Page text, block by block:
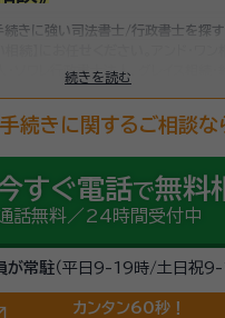
続きを読む
きに強い司法書士/行政書士を探す
・ソワレ行政書士法人、グレイス相続・
相続手続きは、被相続人（故人
。相続人・相続財産の確認、遺言書
続きに関するご相談な
すぐ電話で無料
話無料／24時間受付中
が常駐（平日9-19時/土日祝9-
カンタン60秒！